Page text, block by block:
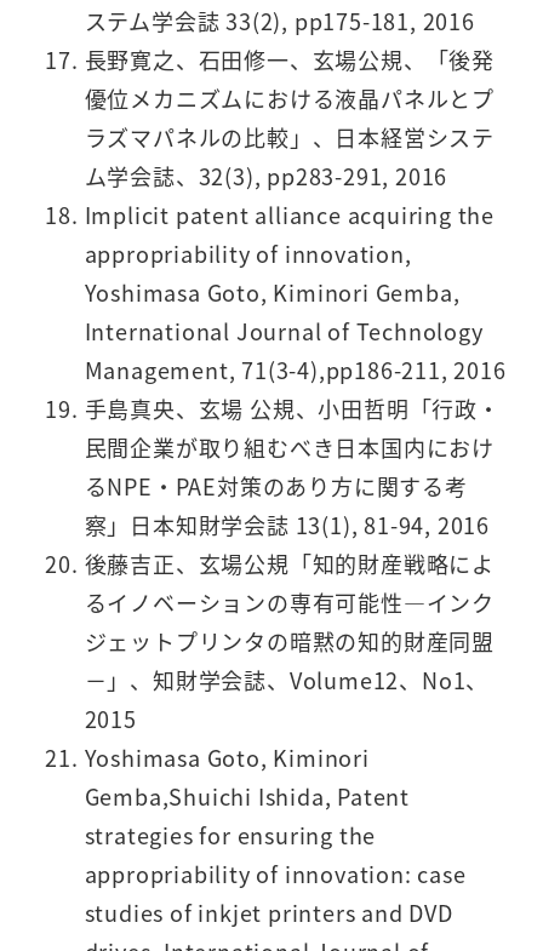
ステム学会誌 33(2), pp175-181, 2016
長野寛之、石田修一、玄場公規、「後発
優位メカニズムにおける液晶パネルとプ
ラズマパネルの比較」、日本経営システ
ム学会誌、32(3), pp283-291, 2016
Implicit patent alliance acquiring the
appropriability of innovation,
Yoshimasa Goto, Kiminori Gemba,
International Journal of Technology
Management, 71(3-4),pp186-211, 2016
手島真央、玄場 公規、小田哲明「行政・
民間企業が取り組むべき日本国内におけ
るNPE・PAE対策のあり方に関する考
察」日本知財学会誌 13(1), 81-94, 2016
後藤吉正、玄場公規「知的財産戦略によ
るイノベーションの専有可能性―インク
ジェットプリンタの暗黙の知的財産同盟
－」、知財学会誌、Volume12、No1、
2015
Yoshimasa Goto, Kiminori
Gemba,Shuichi Ishida, Patent
strategies for ensuring the
appropriability of innovation: case
studies of inkjet printers and DVD